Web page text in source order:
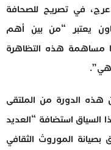
في تصريح للصحافة
يعتبر “من بين أهم
مساهمة هذه التظاهرة
هذه الدورة من الملتقى
السياق استضافة “العديد
بصيانة الموروث الثقافي